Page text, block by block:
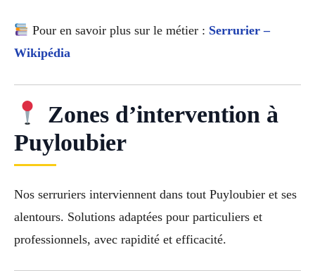
Pour en savoir plus sur le métier : Serrurier –
Wikipédia
Zones d’intervention à
Puyloubier
Nos serruriers interviennent dans tout Puyloubier et ses
alentours. Solutions adaptées pour particuliers et
professionnels, avec rapidité et efficacité.